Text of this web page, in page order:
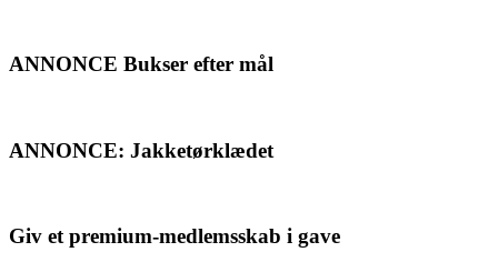
ANNONCE Bukser efter mål
ANNONCE: Jakketørklædet
Giv et premium-medlemsskab i gave